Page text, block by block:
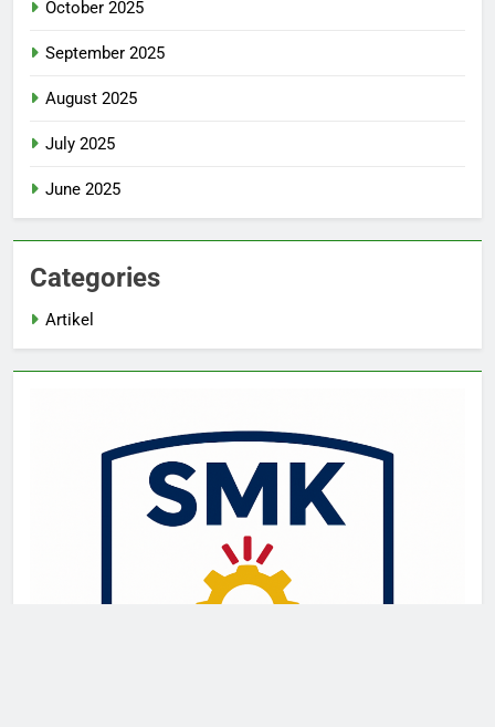
October 2025
September 2025
August 2025
July 2025
June 2025
Categories
Artikel